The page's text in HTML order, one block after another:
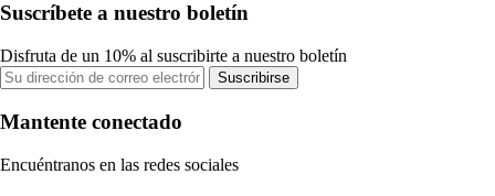
Suscríbete a nuestro boletín
Disfruta de un 10% al suscribirte a nuestro boletín
Suscribirse
Mantente conectado
Encuéntranos en las redes sociales